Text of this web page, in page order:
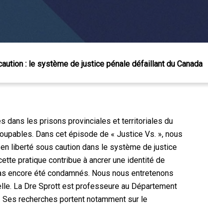
pour fermer
: le système de justice pénale défaillant du Canada
dans les prisons provinciales et territoriales du
Dans cet épisode de « Justice Vs. », nous
liberté sous caution dans le système de justice
pratique contribue à ancrer une identité de
encore été condamnés. Nous nous entretenons
La Dre Sprott est professeure au Département
recherches portent notamment sur le